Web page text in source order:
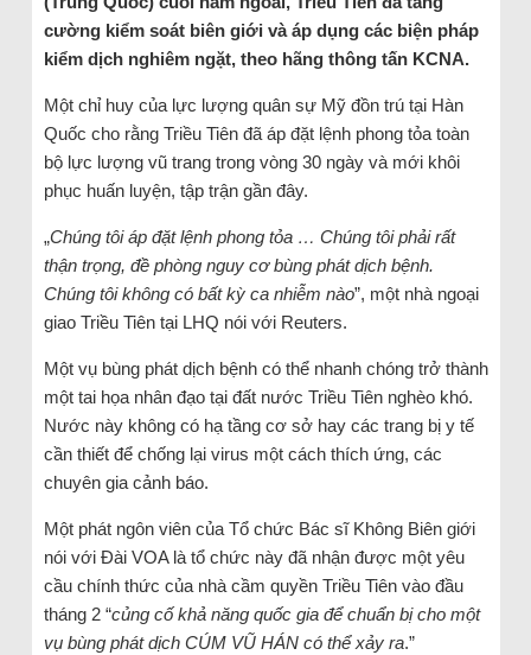
cường kiểm soát biên giới và áp dụng các biện pháp
kiểm dịch nghiêm ngặt, theo hãng thông tấn KCNA.
Một chỉ huy của lực lượng quân sự Mỹ đồn trú tại Hàn
Quốc cho rằng Triều Tiên đã áp đặt lệnh phong tỏa toàn
bộ lực lượng vũ trang trong vòng 30 ngày và mới khôi
phục huấn luyện, tập trận gần đây.
„Chúng tôi áp đặt lệnh phong tỏa … Chúng tôi phải rất
thận trọng, đề phòng nguy cơ bùng phát dịch bệnh.
Chúng tôi không có bất kỳ ca nhiễm nào”, một nhà ngoại
giao Triều Tiên tại LHQ nói với Reuters.
Một vụ bùng phát dịch bệnh có thể nhanh chóng trở thành
một tai họa nhân đạo tại đất nước Triều Tiên nghèo khó.
Nước này không có hạ tầng cơ sở hay các trang bị y tế
cần thiết để chống lại virus một cách thích ứng, các
chuyên gia cảnh báo.
Một phát ngôn viên của Tổ chức Bác sĩ Không Biên giới
nói với Đài VOA là tổ chức này đã nhận được một yêu
cầu chính thức của nhà cầm quyền Triều Tiên vào đầu
tháng 2 “củng cố khả năng quốc gia để chuẩn bị cho một
vụ bùng phátdịch CÚM VŨ HÁN có thể xảy ra.”